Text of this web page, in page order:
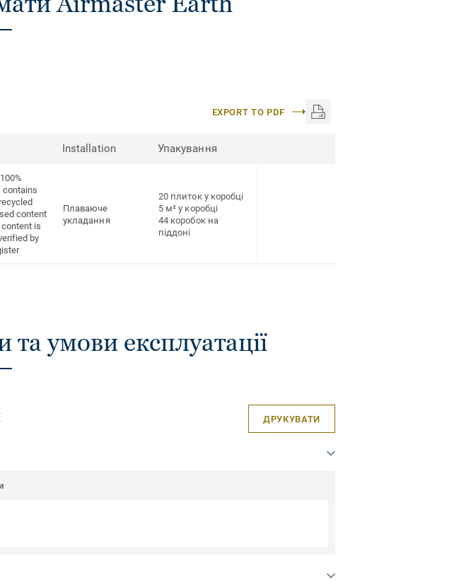
EXPORT TO PDF
Installation Упакування
contains
content
is
by
Плаваюче
укладання
20 плиток у коробці
5 м² у коробці
44 коробок на
піддоні
та умови експлуатації
ДРУКУВАТИ